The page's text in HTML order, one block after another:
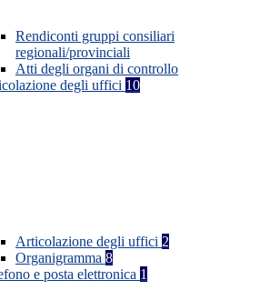
Rendiconti gruppi consiliari
regionali/provinciali
Atti degli organi di controllo
degli uffici 10
Articolazione degli uffici 2
Organigramma 8
e posta elettronica 1